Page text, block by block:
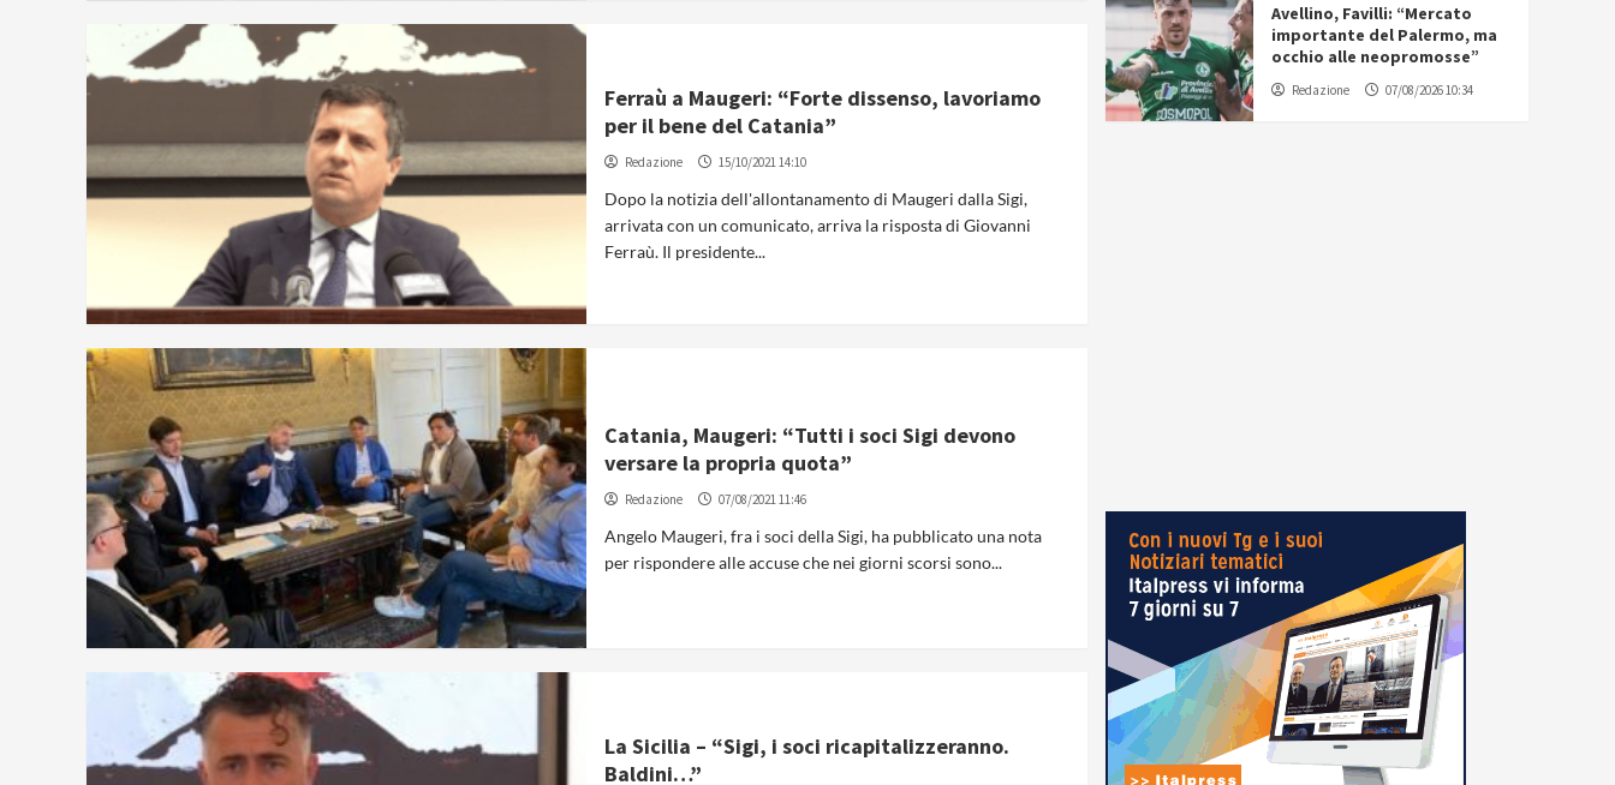
Ferraù a Maugeri: “Forte dissenso, lavoriamo
per il bene del Catania”
Redazione 15/10/2021 14:10
Dopo la notizia dell'allontanamento di Maugeri dalla Sigi,
arrivata con un comunicato, arriva la risposta di Giovanni
Ferraù. Il presidente...
Catania, Maugeri: “Tutti i soci Sigi devono
versare la propria quota”
Redazione 07/08/2021 11:46
Angelo Maugeri, fra i soci della Sigi, ha pubblicato una nota
per rispondere alle accuse che nei giorni scorsi sono...
La Sicilia – “Sigi, i soci ricapitalizzeranno.
Baldini…”
Avellino, Favilli: “Mercato
importante del Palermo, ma
occhio alle neopromosse”
Redazione 07/08/2026 10:34